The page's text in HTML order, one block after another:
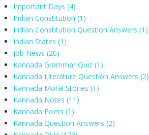
Important Days(4)
Indian Constitution(1)
Indian Constitution Question Answers(1)
Indian States(1)
Job News(20)
Kannada Grammar Quiz(1)
Kannada Literature Question Answers(2)
Kannada Moral Stories(1)
Kannada Notes(11)
Kannada Poets(1)
Kannada Question Answers(2)